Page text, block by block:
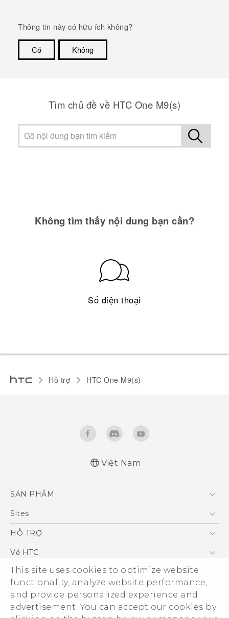
This site uses cookies to optimize website
functionality, analyze website performance,
and provide personalized experience and
advertisement. You can accept our cookies by
Thông tin này có hữu ích không?
Có
Không
Tìm chủ đề về HTC One M9(s)
Không tìm thấy nội dung bạn cần?
Số điện thoại
Hỗ trợ HTC One M9(s)‎
Việt Nam
SẢN PHẨM
5G
Điện Thoại Thông Minh
VIVE
Sites
HTC Dev
HỖ TRỢ
Trung tâm hỗ trợ
Hỗ trợ bảo hành HTC
Về HTC
ESG
Nhà đầu tư
Làm việc tại HTC